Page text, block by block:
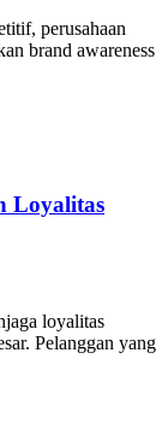
perusahaan
brand awareness
Loyalitas
loyalitas
Pelanggan yang